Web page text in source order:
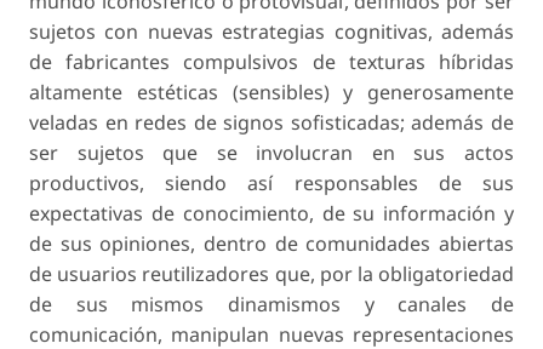
sujetos con nuevas estrategias cognitivas, además
de fabricantes compulsivos de texturas híbridas
altamente estéticas (sensibles) y generosamente
veladas en redes de signos sofisticadas; además de
ser sujetos que se involucran en sus actos
productivos, siendo así responsables de sus
expectativas de conocimiento, de su información y
de sus opiniones, dentro de comunidades abiertas
de usuarios reutilizadores que, por la obligatoriedad
de sus mismos dinamismos y canales de
comunicación, manipulan nuevas representaciones